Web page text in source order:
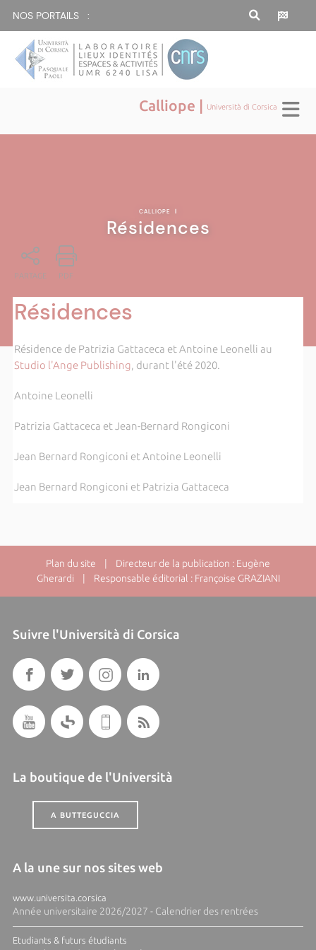
NOS PORTAILS :
Calliope | Università di Corsica
CALLIOPE |
Résidences
PARTAGE PDF
Résidences
Résidence de Patrizia Gattaceca et Antoine Leonelli au
Studio l'Ange Publishing, durant l'été 2020.
Antoine Leonelli
Patrizia Gattaceca et Jean-Bernard Rongiconi
Jean Bernard Rongiconi et Antoine Leonelli
Jean Bernard Rongiconi et Patrizia Gattaceca
Plan du site | Directeur de la publication : Eugène
Gherardi | Responsable éditorial : Françoise GRAZIANI
Suivre l'Università di Corsica
La boutique de l'Università
A BUTTEGUCCIA
A la une sur nos sites web
www.universita.corsica
Année universitaire 2026/2027 - Calendrier des rentrées
Etudiants & futurs étudiants